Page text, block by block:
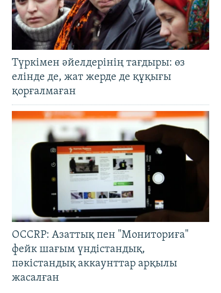
Түркімен әйелдерінің тағдыры: өз
елінде де, жат жерде де құқығы
қорғалмаған
OCCRP: Азаттық пен "Мониториға"
фейк шағым үндістандық,
пәкістандық аккаунттар арқылы
жасалған